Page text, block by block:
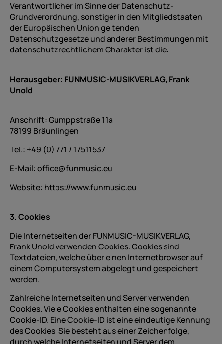
Verantwortlicher im Sinne der Datenschutz-
Grundverordnung, sonstiger in den Mitgliedstaaten
der Europäischen Union geltenden
Datenschutzgesetze und anderer Bestimmungen mit
datenschutzrechtlichem Charakter ist die:
Herausgeber: FUNMUSIC-MUSIKVERLAG, Frank
Unold
Anschrift: Gumppstraße 11a
78199 Bräunlingen
Tel.: +49 (0) 771 / 17511537
E-Mail: office@funmusic.eu
Website: https://www.funmusic.eu
3. Cookies
Die Internetseiten der FUNMUSIC-MUSIKVERLAG,
Frank Unold verwenden Cookies. Cookies sind
Textdateien, welche über einen Internetbrowser auf
einem Computersystem abgelegt und gespeichert
werden.
Zahlreiche Internetseiten und Server verwenden
Cookies. Viele Cookies enthalten eine sogenannte
Cookie-ID. Eine Cookie-ID ist eine eindeutige Kennung
des Cookies. Sie besteht aus einer Zeichenfolge,
durch welche Internetseiten und Server dem